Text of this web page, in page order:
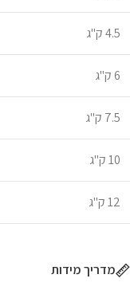
4.5 ק"ג
6 ק"ג
7.5 ק"ג
10 ק"ג
12 ק"ג
מדריך מידות